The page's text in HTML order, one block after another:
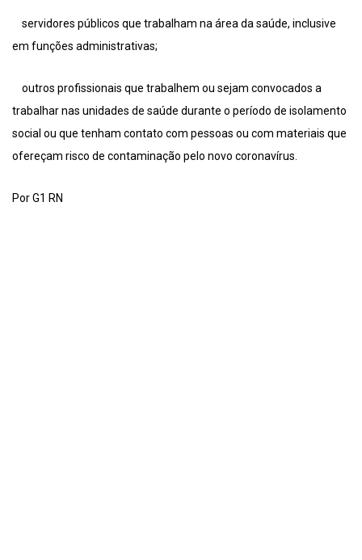
servidores públicos que trabalham na área da saúde, inclusive
em funções administrativas;
outros profissionais que trabalhem ou sejam convocados a
trabalhar nas unidades de saúde durante o período de isolamento
social ou que tenham contato com pessoas ou com materiais que
ofereçam risco de contaminação pelo novo coronavírus.
Por G1 RN